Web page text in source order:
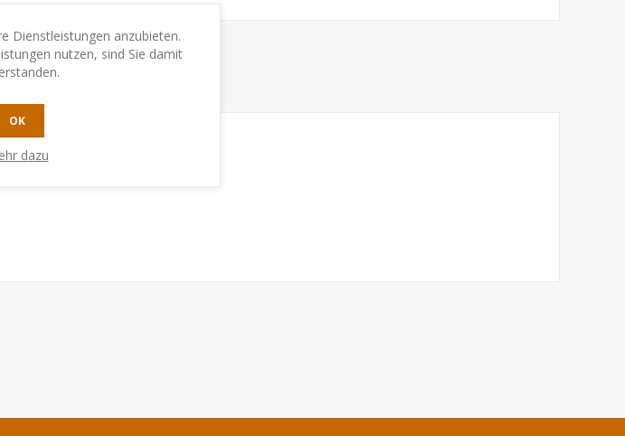
Dienstleistungen anzubieten.
nutzen, sind Sie damit
OK
dazu